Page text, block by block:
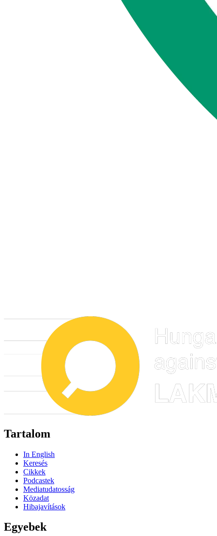
Tartalom
In English
Keresés
Cikkek
Podcastek
Mediatudatosság
Közadat
Hibajavítások
Egyebek